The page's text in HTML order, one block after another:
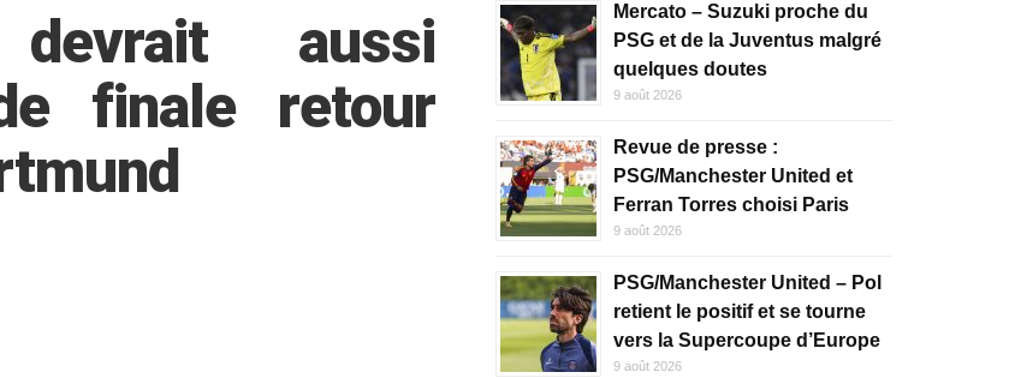
aussi
finale retour
Mercato – Suzuki proche du
PSG et de la Juventus malgré
quelques doutes
9 août 2026
Revue de presse :
PSG/Manchester United et
Ferran Torres choisi Paris
9 août 2026
PSG/Manchester United – Pol
retient le positif et se tourne
vers la Supercoupe d’Europe
9 août 2026